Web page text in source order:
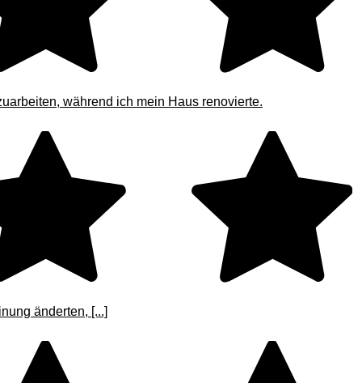
während ich mein Haus renovierte.
änderten, [...]